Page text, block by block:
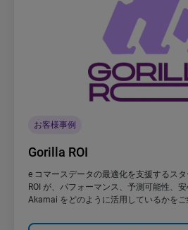
お客様事例
Gorilla ROI
e コマースデータの最適化を支援するス
ROI が、パフォーマンス、予測可能性、
Akamai をどのように活用しているかをご